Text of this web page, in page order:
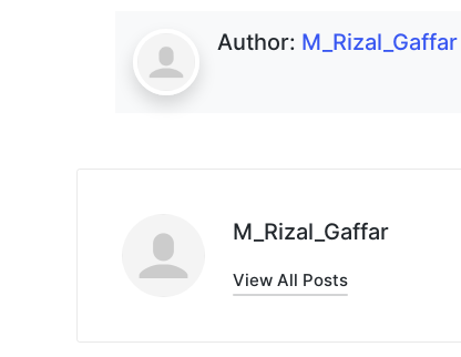
Author: M_Rizal_Gaffar
M_Rizal_Gaffar
View All Posts